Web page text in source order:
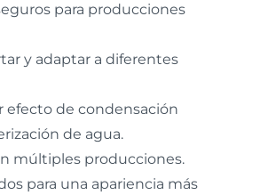
para producciones
y adaptar a diferentes
efecto de condensación
de agua.
múltiples producciones.
para una apariencia más